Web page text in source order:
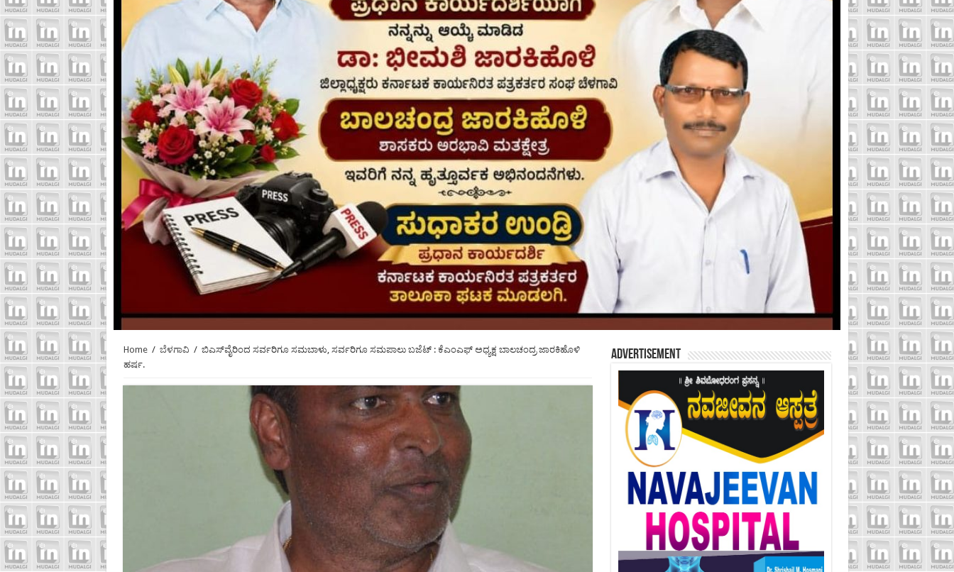
Home / ಬೆಳಗಾವಿ / ಬಿಎಸ್‍ವೈರಿಂದ ಸರ್ವರಿಗೂ ಸಮಬಾಳು, ಸರ್ವರಿಗೂ ಸಮಪಾಲು ಬಜೆಟ್ : ಕೆಎಂಎಫ್ ಅಧ್ಯಕ್ಷ ಬಾಲಚಂದ್ರ ಜಾರಕಿಹೊಳಿ
ಹರ್ಷ.
Advertisement